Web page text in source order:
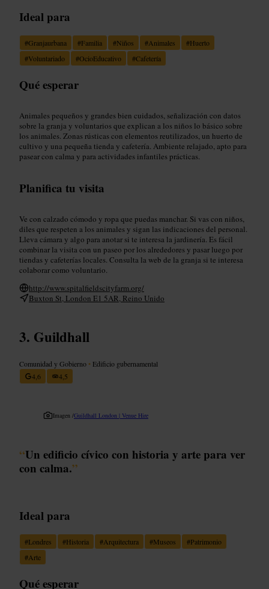
Ideal para
#Granjaurbana #Familia #Niños #Animales #Huerto
#Voluntariado #OcioEducativo #Cafetería
Qué esperar
Animales pequeños y grandes bien cuidados, señalización con datos
sobre la granja y voluntarios que explican a los niños lo básico sobre
los animales. Zonas rústicas con elementos reutilizados, un huerto de
cultivo y una pequeña tienda y cafetería. Ambiente relajado, apto para
pasear con calma y para actividades infantiles prácticas.
Planifica tu visita
Ve con calzado cómodo y ropa que puedas manchar. Si vas con niños,
diles que respeten a los animales y sigan las indicaciones del personal.
Lleva cámara y algo para anotar si te interesa la jardinería. Es fácil
combinar la visita con un paseo por los alrededores y pasar luego por
tiendas y cafeterías locales. Consulta la web de la granja si te interesa
colaborar como voluntario.
http://www.spitalfieldscityfarm.org/
Buxton St, London E1 5AR, Reino Unido
Guildhall
Comunidad y Gobierno • Edificio gubernamental
4,6
4,5
Imagen /Guildhall London | Venue Hire
“Un edificio cívico con historia y arte para ver
con calma.”
Ideal para
#Londres #Historia #Arquitectura #Museos #Patrimonio
#Arte
Qué esperar